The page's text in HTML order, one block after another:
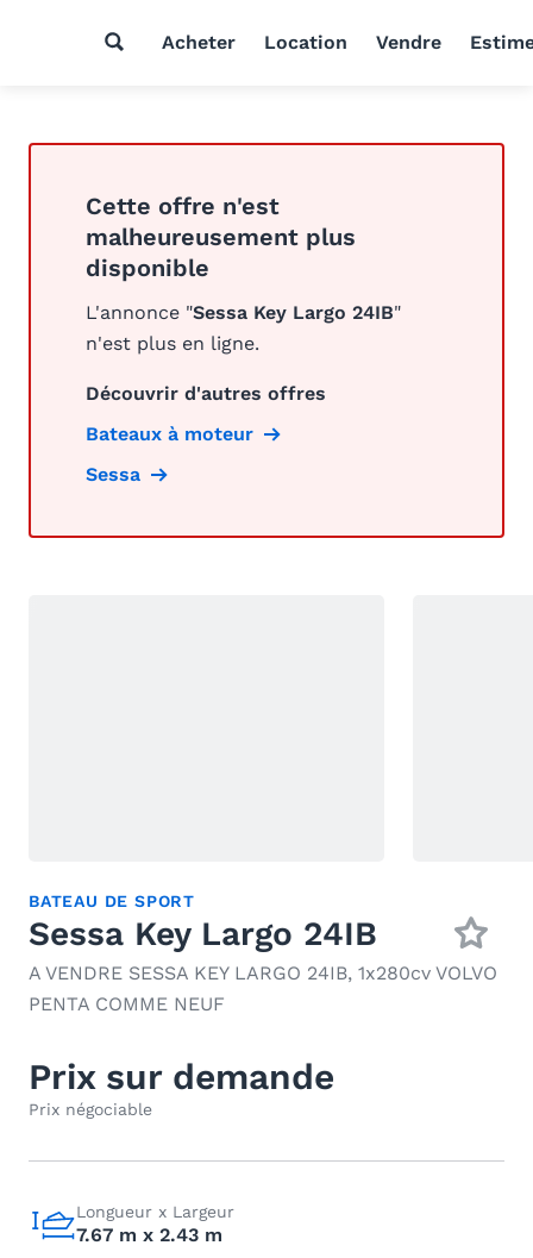
Acheter Location Vendre
Cette offre n'est
malheureusement plus
disponible
L'annonce "Sessa Key Largo 24IB"
n'est plus en ligne.
Découvrir d'autres offres
Bateaux à moteur
Sessa
BATEAU DE SPORT
Sessa Key Largo 24IB
A VENDRE SESSA KEY LARGO 24IB, 1x280cv VOLVO
PENTA COMME NEUF
Prix sur demande
Prix négociable
Longueur x Largeur
7.67 m x 2.43 m